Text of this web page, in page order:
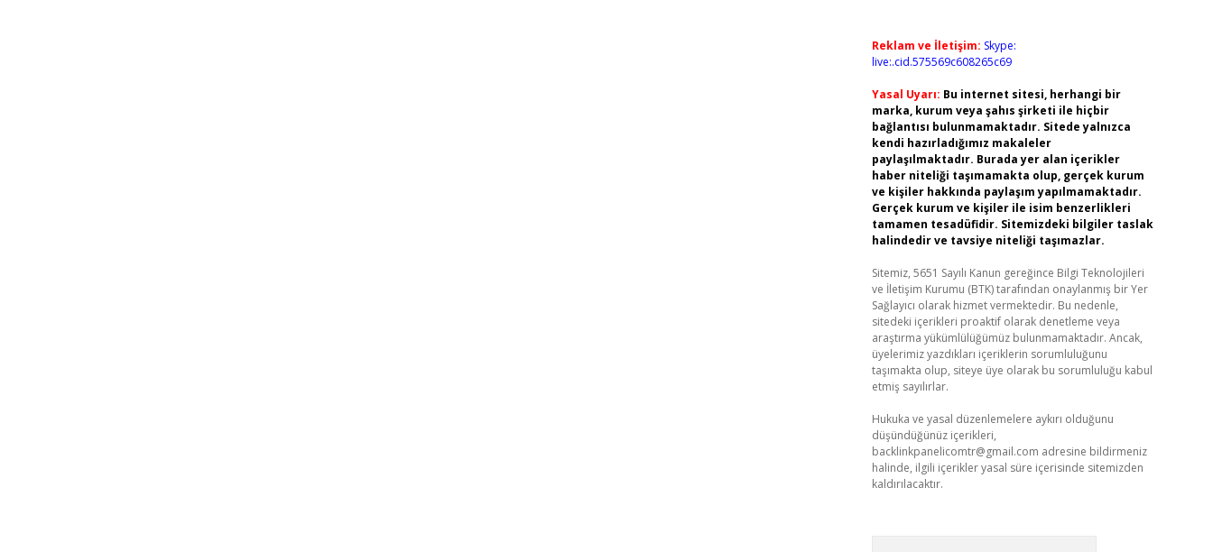
Reklam ve İletişim: Skype:
live:.cid.575569c608265c69
Yasal Uyarı: Bu internet sitesi, herhangi bir
marka, kurum veya şahıs şirketi ile hiçbir
bağlantısı bulunmamaktadır. Sitede yalnızca
kendi hazırladığımız makaleler
paylaşılmaktadır. Burada yer alan içerikler
haber niteliği taşımamakta olup, gerçek kurum
ve kişiler hakkında paylaşım yapılmamaktadır.
Gerçek kurum ve kişiler ile isim benzerlikleri
tamamen tesadüfidir. Sitemizdeki bilgiler taslak
halindedir ve tavsiye niteliği taşımazlar.
Sitemiz, 5651 Sayılı Kanun gereğince Bilgi Teknolojileri
ve İletişim Kurumu (BTK) tarafından onaylanmış bir Yer
Sağlayıcı olarak hizmet vermektedir. Bu nedenle,
sitedeki içerikleri proaktif olarak denetleme veya
araştırma yükümlülüğümüz bulunmamaktadır. Ancak,
üyelerimiz yazdıkları içeriklerin sorumluluğunu
taşımakta olup, siteye üye olarak bu sorumluluğu kabul
etmiş sayılırlar.
Hukuka ve yasal düzenlemelere aykırı olduğunu
düşündüğünüz içerikleri,
backlinkpanelicomtr@gmail.com adresine bildirmeniz
halinde, ilgili içerikler yasal süre içerisinde sitemizden
kaldırılacaktır.